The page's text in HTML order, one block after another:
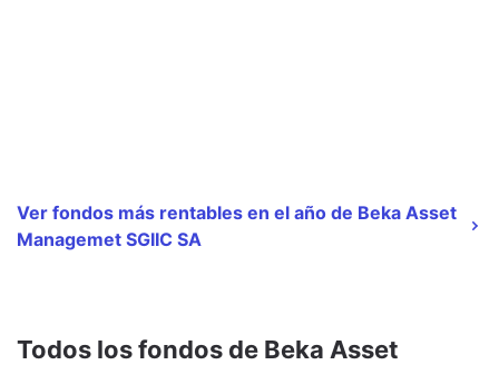
Ver fondos más rentables en el año de Beka Asset
Managemet SGIIC SA
Todos los fondos de Beka Asset